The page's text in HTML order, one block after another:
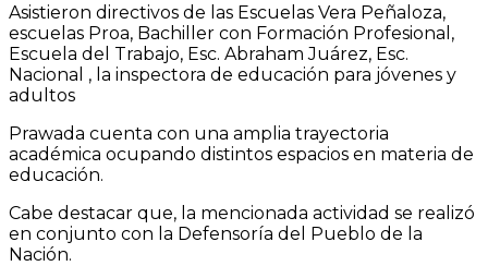
Asistieron directivos de las Escuelas Vera Peñaloza,
escuelas Proa, Bachiller con Formación Profesional,
Escuela del Trabajo, Esc. Abraham Juárez, Esc.
Nacional , la inspectora de educación para jóvenes y
adultos
Prawada cuenta con una amplia trayectoria
académica ocupando distintos espacios en materia de
educación.
Cabe destacar que, la mencionada actividad se realizó
en conjunto con la Defensoría del Pueblo de la
Nación.